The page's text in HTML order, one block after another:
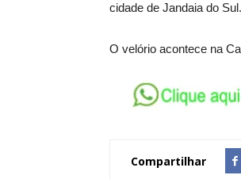
cidade de Jandaia do Sul.
O velório acontece na
Compartilhar